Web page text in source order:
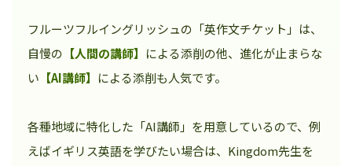
フルーツフルイングリッシュの「英作文チケット」は、
自慢の 【人間の講師】 による添削の他、進化が止まらな
い 【AI講師】 による添削も人気です。
各種地域に特化した「AI講師」を用意しているので、例
えばイギリス英語を学びたい場合は、Kingdom先生を